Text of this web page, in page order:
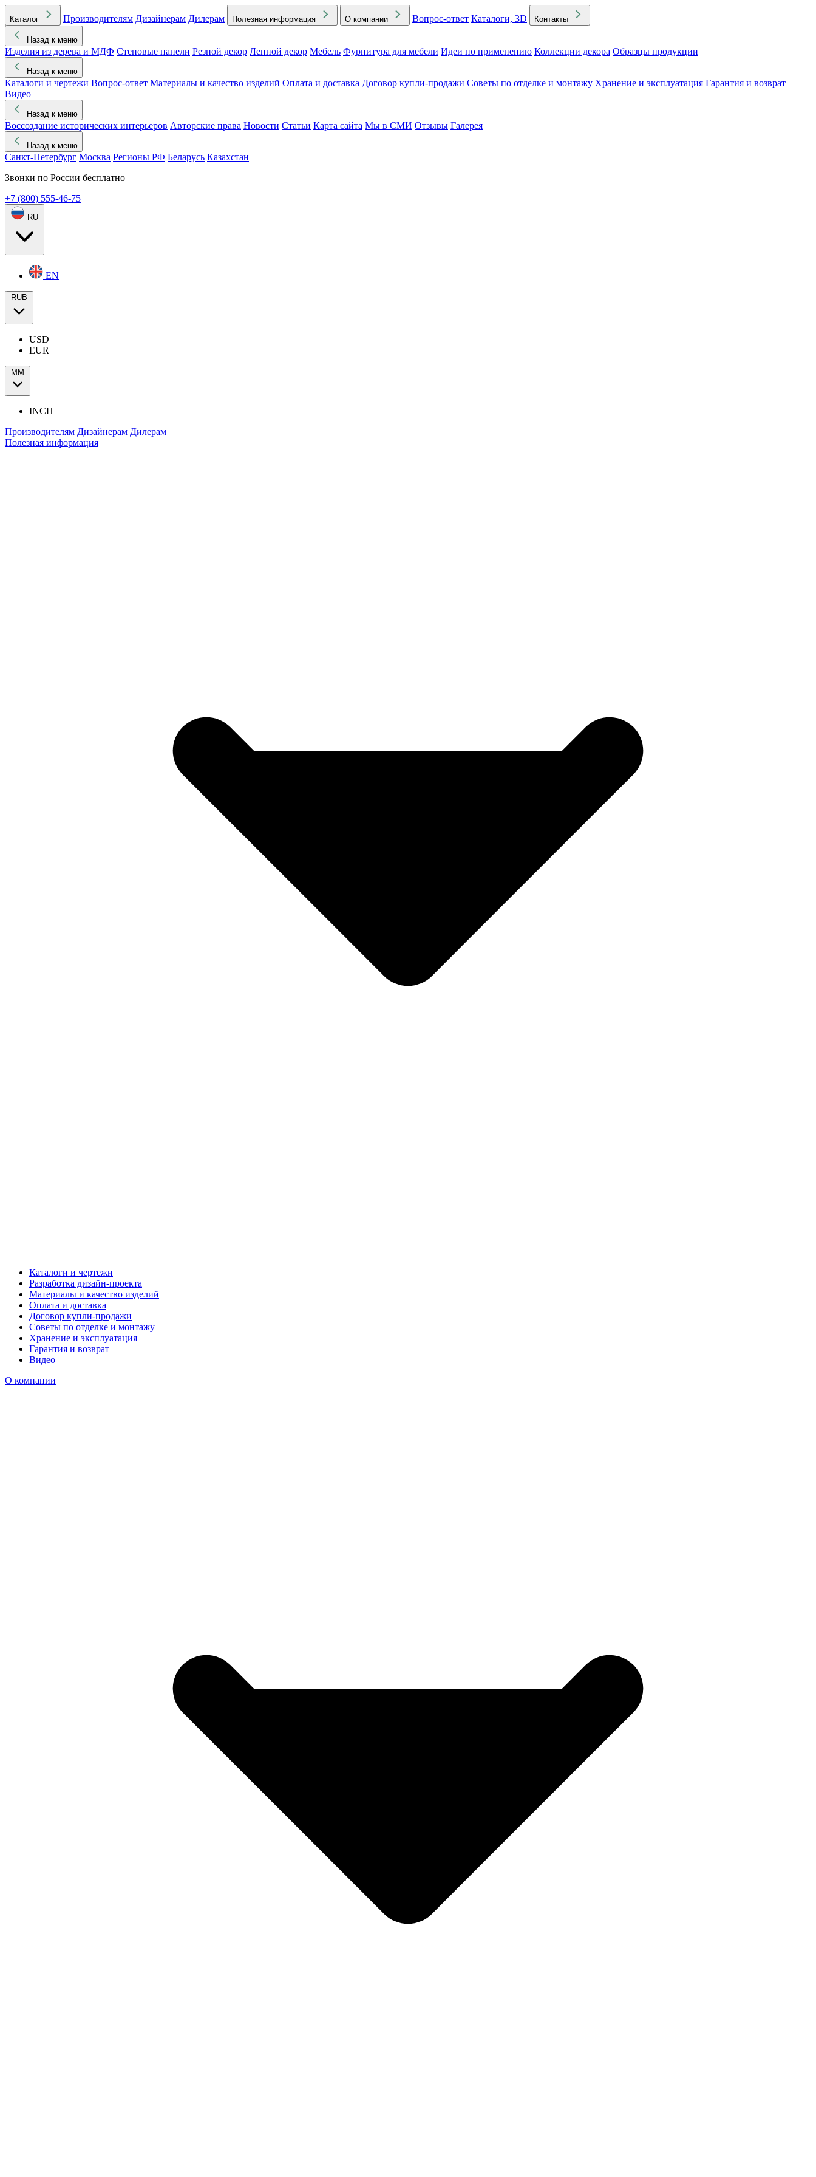
Каталог Производителям Дизайнерам Дилерам Полезная информация О компании Вопрос-ответ Каталоги, 3D Контакты
Назад к меню
Изделия из дерева и МДФ Стеновые панели Резной декор Лепной декор Мебель Фурнитура для мебели Идеи по применению Коллекции декора Образцы продукции
Назад к меню
Каталоги и чертежи Вопрос-ответ Материалы и качество изделий Оплата и доставка Договор купли-продажи Советы по отделке и монтажу Хранение и эксплуатация Гарантия и возврат
Видео
Назад к меню
Воссоздание исторических интерьеров Авторские права Новости Статьи Карта сайта Мы в СМИ Отзывы Галерея
Назад к меню
Санкт-Петербург Москва Регионы РФ Беларусь Казахстан
Звонки по России бесплатно
+7 (800) 555-46-75
RU
EN
RUB
USD
EUR
ММ
INCH
Производителям Дизайнерам Дилерам
Полезная информация
Каталоги и чертежи
Разработка дизайн-проекта
Материалы и качество изделий
Оплата и доставка
Договор купли-продажи
Советы по отделке и монтажу
Хранение и эксплуатация
Гарантия и возврат
Видео
О компании